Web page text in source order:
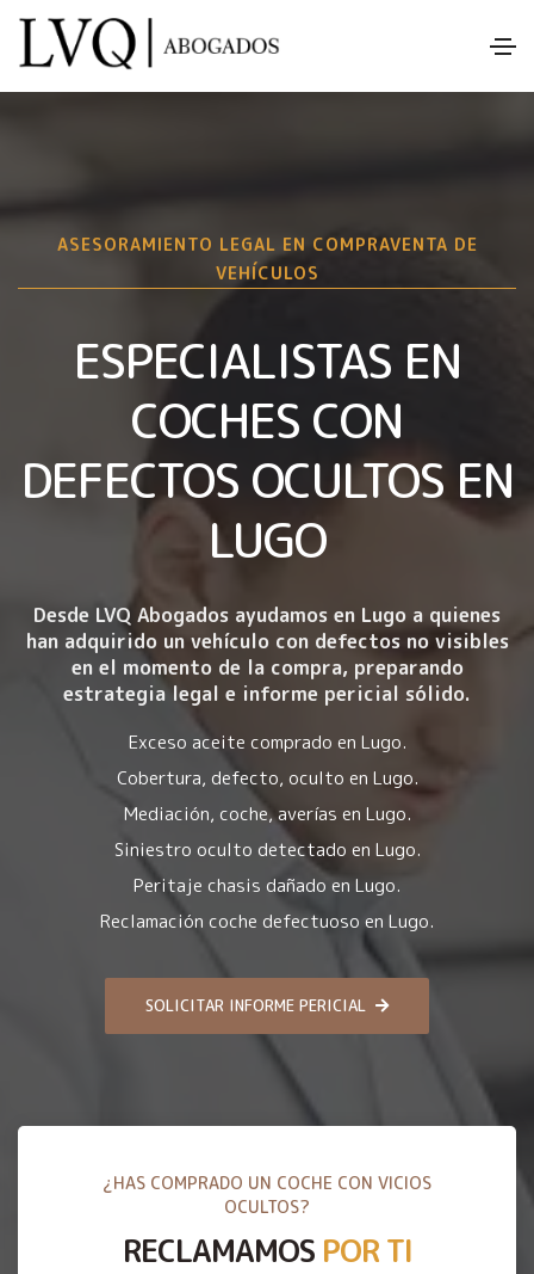
ASESORAMIENTO LEGAL EN COMPRAVENTA DE
VEHÍCULOS
ESPECIALISTAS EN
COCHES CON
DEFECTOS OCULTOS EN
LUGO
Desde LVQ Abogados ayudamos en Lugo a quienes
han adquirido un vehículo con defectos no visibles
en el momento de la compra, preparando
estrategia legal e informe pericial sólido.
Exceso aceite comprado en Lugo.
Cobertura, defecto, oculto en Lugo.
Mediación, coche, averías en Lugo.
Siniestro oculto detectado en Lugo.
Peritaje chasis dañado en Lugo.
Reclamación coche defectuoso en Lugo.
SOLICITAR INFORME PERICIAL
¿HAS COMPRADO UN COCHE CON VICIOS
OCULTOS?
RECLAMAMOS POR TI